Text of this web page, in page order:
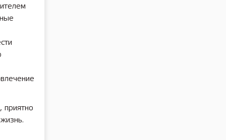
приятно